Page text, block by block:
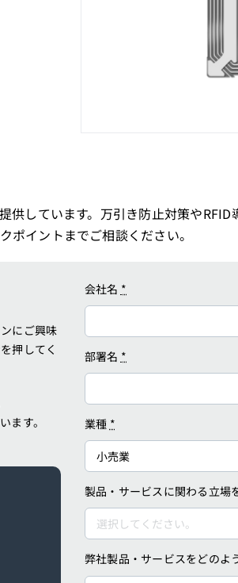
しています。万引き防止対策や
ポイントまでご相談ください。
にご興味
押してく
ます。
会社名 *
部署名 *
業種 *
製品・サービスに関わる立場
弊社製品・サービスをどのよ